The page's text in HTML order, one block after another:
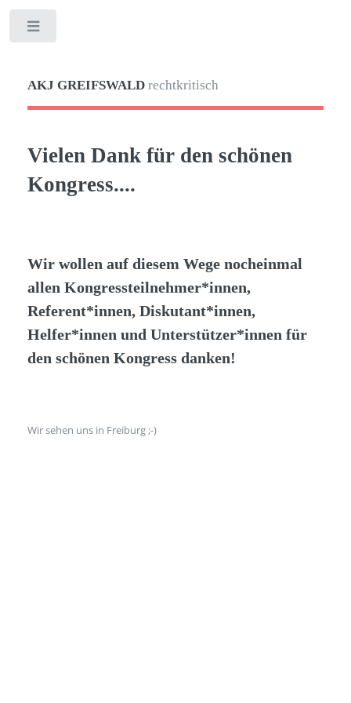
AKJ GREIFSWALDrechtkritisch
Vielen Dank für den schönen
Kongress....
Wir wollen auf diesem Wege nocheinmal
allen Kongressteilnehmer*innen,
Referent*innen, Diskutant*innen,
Helfer*innen und Unterstützer*innen für
den schönen Kongress danken!
Wir sehen uns in Freiburg ;-)